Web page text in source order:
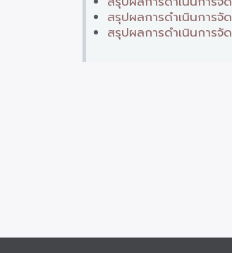
สรุปผลการดำเนินการจั
สรุปผลการดำเนินการจั